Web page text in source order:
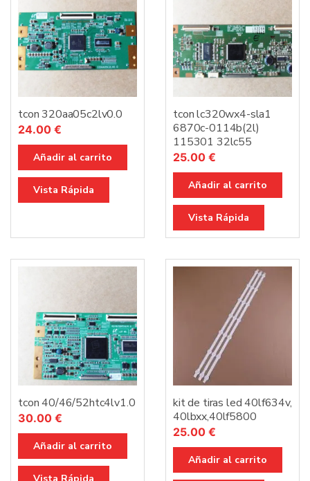
tcon 320aa05c2lv0.0
24.00 €
Añadir al carrito
Vista Rápida
tcon lc320wx4-sla1
6870c-0114b(2l)
115301 32lc55
25.00 €
Añadir al carrito
Vista Rápida
tcon 40/46/52htc4lv1.0
30.00 €
Añadir al carrito
kit de tiras led 40lf634v,
40lbxx,40lf5800
25.00 €
Añadir al carrito